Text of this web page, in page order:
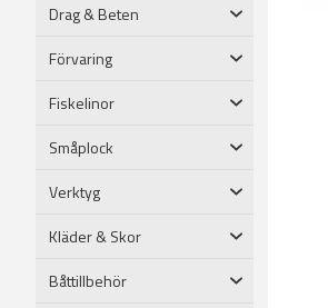
Drag & Beten
Förvaring
Fiskelinor
Småplock
Verktyg
Kläder & Skor
Båttillbehör